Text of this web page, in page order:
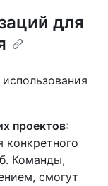
для
проектов:
конкретного
Команды,
смогут